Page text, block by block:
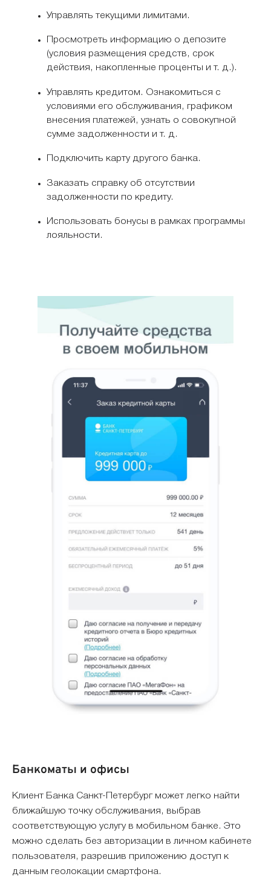
Управлять текущими лимитами.
Просмотреть информацию о депозите
(условия размещения средств, срок
действия, накопленные проценты и т. д.).
Управлять кредитом. Ознакомиться с
условиями его обслуживания, графиком
внесения платежей, узнать о совокупной
сумме задолженности и т. д.
Подключить карту другого банка.
Заказать справку об отсутствии
задолженности по кредиту.
Использовать бонусы в рамках программы
лояльности.
Банкоматы и офисы
Клиент Банка Санкт-Петербург может легко найти
ближайшую точку обслуживания, выбрав
соответствующую услугу в мобильном банке. Это
можно сделать без авторизации в личном кабинете
пользователя, разрешив приложению доступ к
данным геолокации смартфона.